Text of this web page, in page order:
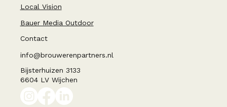
Local Vision
Bauer Media Outdoor
Contact
info@brouwerenpartners.nl
Bijsterhuizen 3133
6604 LV Wijchen